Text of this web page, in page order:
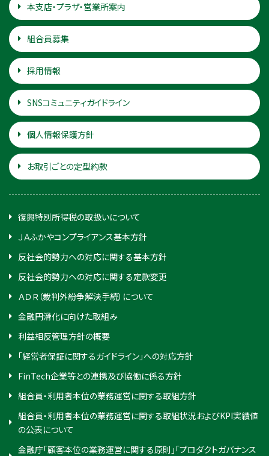
本支店・プラザ・営業所案内
組合員募集
採用情報
SNSコミュニティガイドライン
個人情報保護方針
お取引ごとの定型約款
復興特別所得税の取扱いについて
ＪＡふかやコンプライアンス基本方針
反社会的勢力への対応に関する基本方針
反社会的勢力への対応に関する定款変更
ＡＤＲ（裁判外紛争解決手続）について
金融円滑化に向けた取組み
利益相反管理方針の概要
「経営者保証に関するガイドライン」への対応方針
FinTech企業等との連携及び協働に係る方針
組合員・利用者本位の業務運営に関する取組方針
組合員・利用者本位の業務運営に関する取組状況およびKPI実績値
の公表について
金融庁「顧客本位の業務運営に関する原則」「プロダクトガバナンス